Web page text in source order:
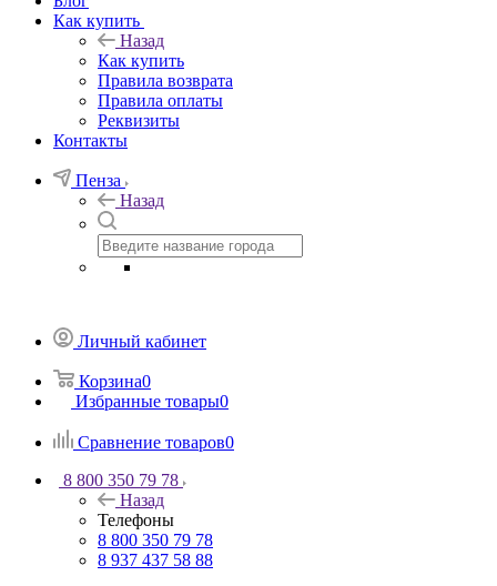
Как купить
Назад
Как купить
Правила возврата
Правила оплаты
Реквизиты
Контакты
Пенза
Назад
Личный кабинет
Корзина0
Избранные товары0
Сравнение товаров0
8 800 350 79 78
Назад
Телефоны
8 800 350 79 78
8 937 437 58 88